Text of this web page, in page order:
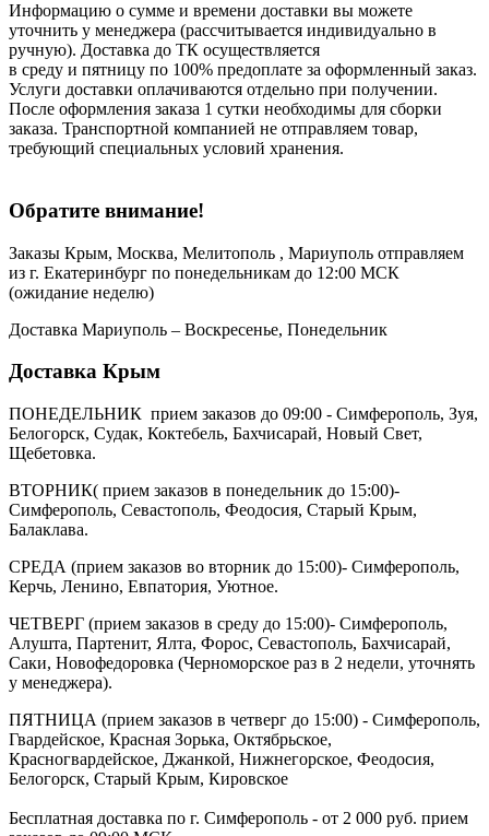
Информацию о сумме и времени доставки вы можете
уточнить у менеджера (рассчитывается индивидуально в
ручную). Доставка до ТК осуществляется
в среду и пятницу по 100% предоплате за оформленный заказ.
Услуги доставки оплачиваются отдельно при получении.
После оформления заказа 1 сутки необходимы для сборки
заказа. Транспортной компанией не отправляем товар,
требующий специальных условий хранения.
Обратите внимание!
Заказы Крым, Москва, Мелитополь , Мариуполь отправляем
из г. Екатеринбург по понедельникам до 12:00 МСК
(ожидание неделю)
Доставка Мариуполь – Воскресенье, Понедельник
Доставка Крым
ПОНЕДЕЛЬНИК прием заказов до 09:00 - Симферополь, Зуя,
Белогорск, Судак, Коктебель, Бахчисарай, Новый Свет,
Щебетовка.
ВТОРНИК( прием заказов в понедельник до 15:00)-
Симферополь, Севастополь, Феодосия, Старый Крым,
Балаклава.
СРЕДА (прием заказов во вторник до 15:00)- Симферополь,
Керчь, Ленино, Евпатория, Уютное.
ЧЕТВЕРГ (прием заказов в среду до 15:00)- Симферополь,
Алушта, Партенит, Ялта, Форос, Севастополь, Бахчисарай,
Саки, Новофедоровка (Черноморское раз в 2 недели, уточнять
у менеджера).
ПЯТНИЦА (прием заказов в четверг до 15:00) - Симферополь,
Гвардейское, Красная Зорька, Октябрьское,
Красногвардейское, Джанкой, Нижнегорское, Феодосия,
Белогорск, Старый Крым, Кировское
Бесплатная доставка по г. Симферополь - от 2 000 руб. прием